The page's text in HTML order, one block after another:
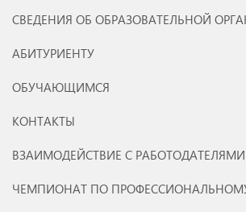
СВЕДЕНИЯ ОБ ОБРАЗОВАТЕЛЬНОЙ
АБИТУРИЕНТУ
ОБУЧАЮЩИМСЯ
КОНТАКТЫ
ВЗАИМОДЕЙСТВИЕ С РАБОТОДАТЕЛЯМИ
ЧЕМПИОНАТ ПО